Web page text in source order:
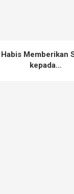
Memberikan
kepada...